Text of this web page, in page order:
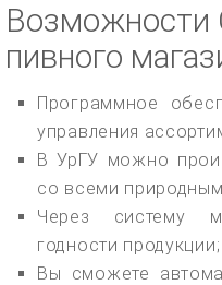
Возможности
пивного
Программное
управления
В УрГУ можно
со всеми
Через систему
годности продукции;
Вы сможете